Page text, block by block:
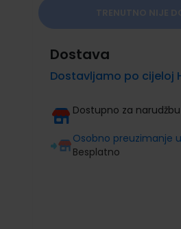
Dostava
Dostavljamo po cijeloj
Dostupno za narudžbu
Osobno preuzimanje
Besplatno